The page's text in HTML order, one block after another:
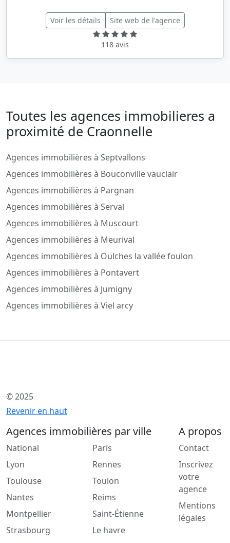
Voir les détails Site web de l'agence
118 avis
Toutes les agences immobilieres a
proximité de Craonnelle
Agences immobilières à Septvallons
Agences immobilières à Bouconville vauclair
Agences immobilières à Pargnan
Agences immobilières à Serval
Agences immobilières à Muscourt
Agences immobilières à Meurival
Agences immobilières à Oulches la vallée foulon
Agences immobilières à Pontavert
Agences immobilières à Jumigny
Agences immobilières à Viel arcy
© 2025
Revenir en haut
Agences immobilières par ville
National
Lyon
Toulouse
Nantes
Montpellier
Strasbourg
Paris
Rennes
Toulon
Reims
Saint-Étienne
Le havre
A propos
Contact
Inscrivez
votre
agence
Mentions
légales